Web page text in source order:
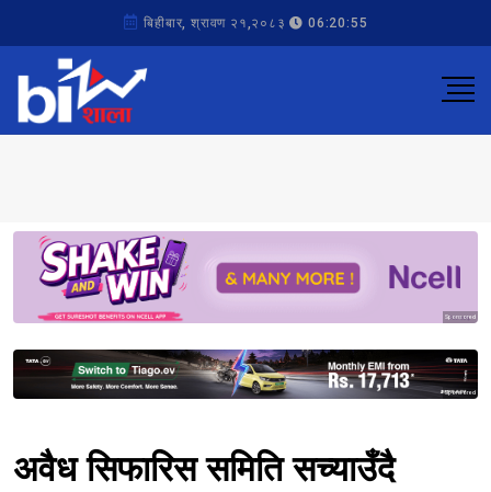
बिहीबार, श्रावण २१,२०८३ 06:20:55
Sponsored
Sponsored
अवैध सिफारिस समिति सच्याउँदै